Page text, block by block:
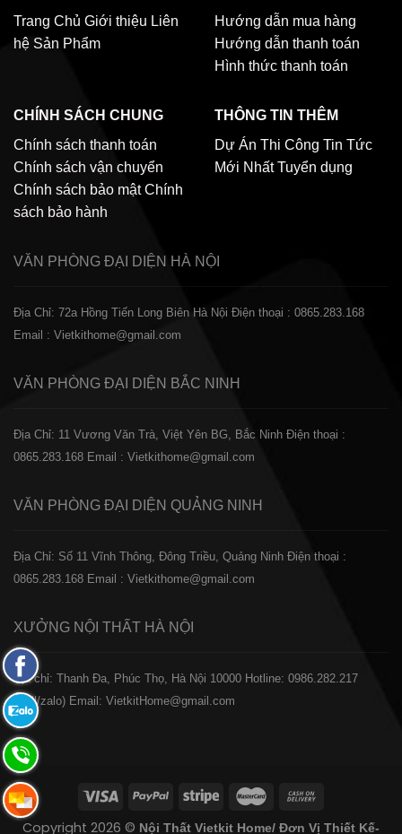
Trang Chủ Giới thiệu Liên
hệ Sản Phẩm
Hướng dẫn mua hàng
Hướng dẫn thanh toán
Hình thức thanh toán
CHÍNH SÁCH CHUNG
Chính sách thanh toán
Chính sách vận chuyển
Chính sách bảo mật Chính
sách bảo hành
THÔNG TIN THÊM
Dự Án Thi Công Tin Tức
Mới Nhất Tuyển dụng
VĂN PHÒNG ĐẠI DIỆN HÀ NỘI
Địa Chỉ: 72a Hồng Tiến Long Biên Hà Nội Điện thoại : 0865.283.168
Email : Vietkithome@gmail.com
VĂN PHÒNG ĐẠI DIỆN BẮC NINH
Địa Chỉ: 11 Vương Văn Trà, Việt Yên BG, Bắc Ninh Điện thoại :
0865.283.168 Email : Vietkithome@gmail.com
VĂN PHÒNG ĐẠI DIỆN QUẢNG NINH
Địa Chỉ: Số 11 Vĩnh Thông, Đông Triều, Quảng Ninh Điện thoại :
0865.283.168 Email : Vietkithome@gmail.com
XƯỞNG NỘI THẤT HÀ NỘI
️Địa chỉ: Thanh Đa, Phúc Thọ, Hà Nội 10000 Hotline: 0986.282.217
(Call/zalo) Email: VietkitHome@gmail.com
Copyright 2026 © Nội Thất Vietkit Home/ Đơn Vị Thiết Kế-
Fanpage
Facebook
Zalo:
0865.283.168
Hotline:
0865.283.168
Hotline: